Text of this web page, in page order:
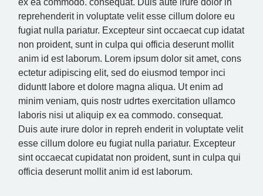
reprehenderit in voluptate velit esse cillum dolore eu
fugiat nulla pariatur. Excepteur sint occaecat cup idatat
non proident, sunt in culpa qui officia deserunt mollit
anim id est laborum. Lorem ipsum dolor sit amet, cons
ectetur adipiscing elit, sed do eiusmod tempor inci
diduntt labore et dolore magna aliqua. Ut enim ad
minim veniam, quis nostr udrtes exercitation ullamco
laboris nisi ut aliquip ex ea commodo. consequat.
Duis aute irure dolor in repreh enderit in voluptate velit
esse cillum dolore eu fugiat nulla pariatur. Excepteur
sint occaecat cupidatat non proident, sunt in culpa qui
officia deserunt mollit anim id est laborum.